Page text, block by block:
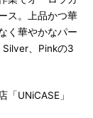
ス。上品かつ華
く華やかなパー
Silver、Pinkの3
UNiCASE」